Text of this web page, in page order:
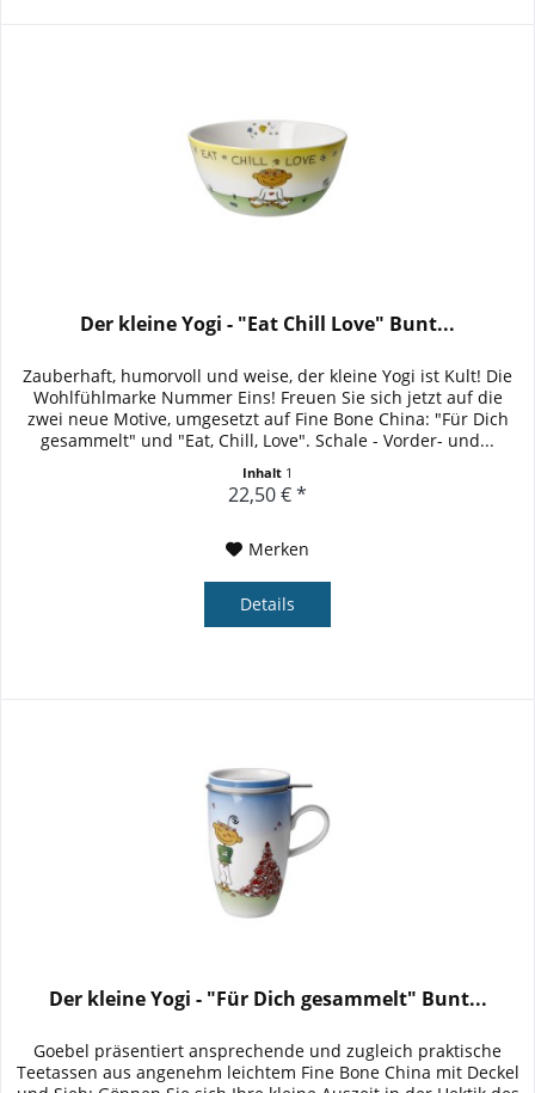
Der kleine Yogi - "Eat Chill Love" Bunt...
Zauberhaft, humorvoll und weise, der kleine Yogi ist Kult! Die
Wohlfühlmarke Nummer Eins! Freuen Sie sich jetzt auf die
zwei neue Motive, umgesetzt auf Fine Bone China: "Für Dich
gesammelt" und "Eat, Chill, Love". Schale - Vorder- und...
Inhalt 1
22,50 € *
Merken
Details
Der kleine Yogi - "Für Dich gesammelt" Bunt...
Goebel präsentiert ansprechende und zugleich praktische
Teetassen aus angenehm leichtem Fine Bone China mit Deckel